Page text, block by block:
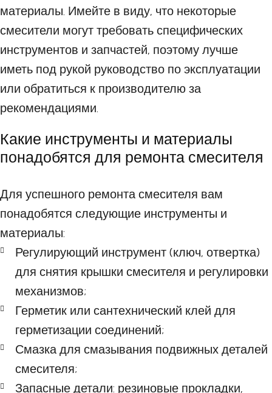
материалы. Имейте в виду, что некоторые
смесители могут требовать специфических
инструментов и запчастей, поэтому лучше
иметь под рукой руководство по эксплуатации
или обратиться к производителю за
рекомендациями.
Какие инструменты и материалы
понадобятся для ремонта смесителя
Для успешного ремонта смесителя вам
понадобятся следующие инструменты и
материалы:
Регулирующий инструмент (ключ, отвертка)
для снятия крышки смесителя и регулировки
механизмов;
Герметик или сантехнический клей для
герметизации соединений;
Смазка для смазывания подвижных деталей
смесителя;
Запасные детали: резиновые прокладки,